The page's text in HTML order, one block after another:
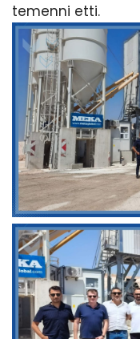
temenni etti.